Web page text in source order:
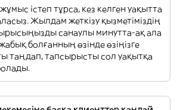
жұмыс істеп тұрса, кез келген уақытта
Жылдам жеткізу қызметіміздің
санаулы минутта-ақ ала
болғанның өзінде өзіңізге
таңдап, тапсырысты сол уақытқа